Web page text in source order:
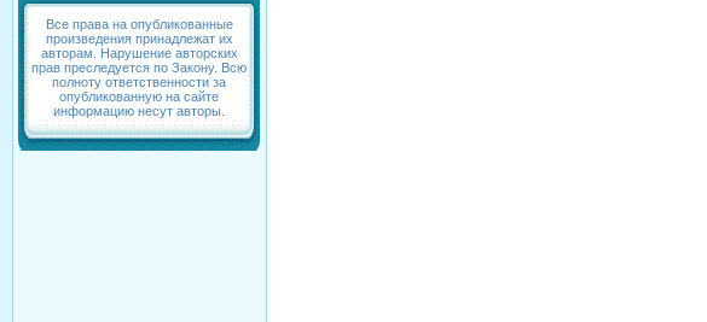
Все права на опубликованные
произведения принадлежат их
авторам. Нарушение авторских
прав преследуется по Закону. Всю
полноту ответственности за
опубликованную на сайте
информацию несут авторы.